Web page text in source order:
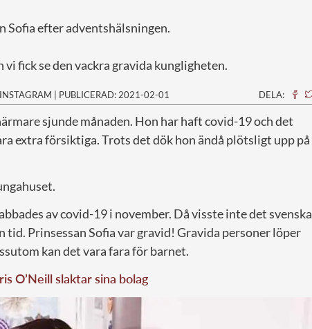
Sofia efter adventshälsningen.
fick se den vackra gravida kungligheten.
| PUBLICERAD: 2021-02-01 DELA:
sjunde månaden. Hon har haft covid-19 och det
extra försiktiga. Trots det dök hon ändå plötsligt upp på
av covid-19 i november. Då visste inte det svenska
Prinsessan Sofia var gravid! Gravida personer löper
kan det vara fara för barnet.
O’Neill slaktar sina bolag